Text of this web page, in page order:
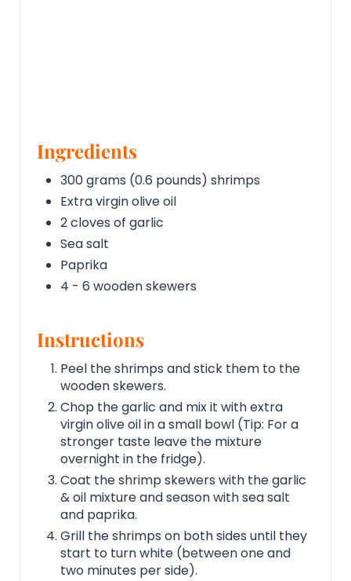
Ingredients
300 grams (0.6 pounds) shrimps
Extra virgin olive oil
2 cloves of garlic
Sea salt
Paprika
4 - 6 wooden skewers
Instructions
Peel the shrimps and stick them to the
wooden skewers.
Chop the garlic and mix it with extra
virgin olive oil in a small bowl (Tip: For a
stronger taste leave the mixture
overnight in the fridge).
Coat the shrimp skewers with the garlic
& oil mixture and season with sea salt
and paprika.
Grill the shrimps on both sides until they
start to turn white (between one and
two minutes per side).